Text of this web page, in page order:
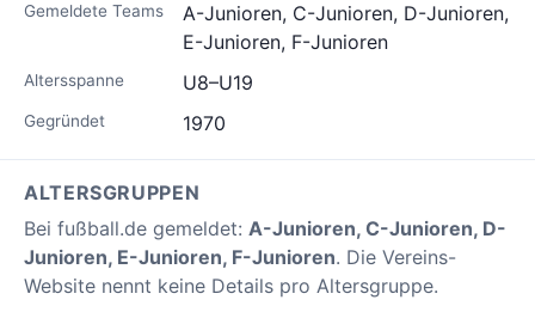
Gemeldete Teams
A-Junioren, C-Junioren, D-Junioren,
E-Junioren, F-Junioren
Altersspanne U8–U19
Gegründet 1970
ALTERSGRUPPEN
Bei fußball.de gemeldet: A-Junioren, C-Junioren, D-
Junioren, E-Junioren, F-Junioren. Die Vereins-
Website nennt keine Details pro Altersgruppe.